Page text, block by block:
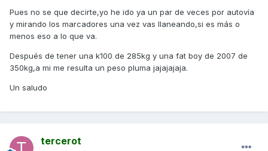
Pues no se que decirte,yo he ido ya un par de veces por autovía
y mirando los marcadores una vez vas llaneando,si es más o
menos eso a lo que va.
Después de tener una k100 de 285kg y una fat boy de 2007 de
350kg,a mi me resulta un peso pluma jajajajaja.
Un saludo
tercerot